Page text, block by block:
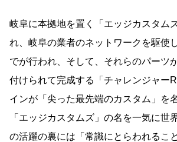
岐阜に本拠地を置く「エッジカスタム
れ、岐阜の業者のネットワークを駆使
でが行われ、そして、それらのパーツ
付けられて完成する「チャレンジャー
インが「尖った最先端のカスタム」を
「エッジカスタムズ」の名を一気に世
の活躍の裏には「常識にとらわれるこ